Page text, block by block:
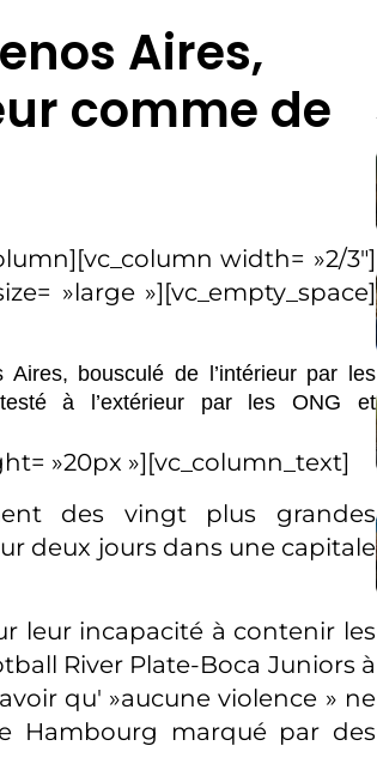
Aires,
comme de
width= »2/3″]
»large »][vc_empty_space]
bousculé de l’intérieur par les
à l’extérieur par les ONG et
»20px »][vc_column_text]
des vingt plus grandes
deux jours dans une capitale
leur incapacité à contenir les
River Plate-Boca Juniors à
qu' »aucune violence » ne
Hambourg marqué par des